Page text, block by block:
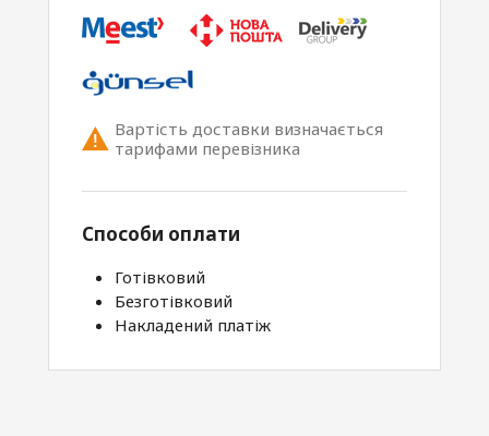
Вартість доставки визначається
тарифами перевізника
Способи оплати
Готівковий
Безготівковий
Накладений платіж